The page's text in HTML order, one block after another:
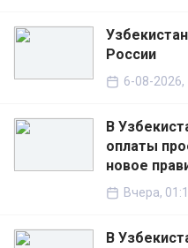
России
6-08-2026,
В
оплаты
новое
Вчера,
В